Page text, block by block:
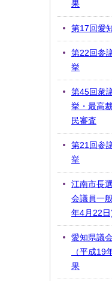
果
第17回愛
第22回参
挙
第45回衆
挙・最高
民審査
第21回参
挙
江南市長
会議員一
年4月22
愛知県議
（平成19
果